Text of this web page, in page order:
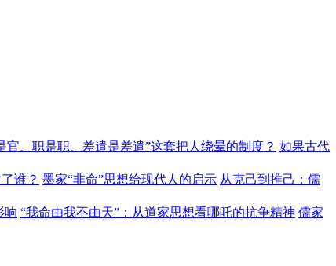
官、职是职、差遣是差遣”这套把人绕晕的制度？ 如果古代
谁？ 墨家“非命”思想给现代人的启示 从克己到推己：儒
响 “我命由我不由天”：从道家思想看哪吒的抗争精神 儒家